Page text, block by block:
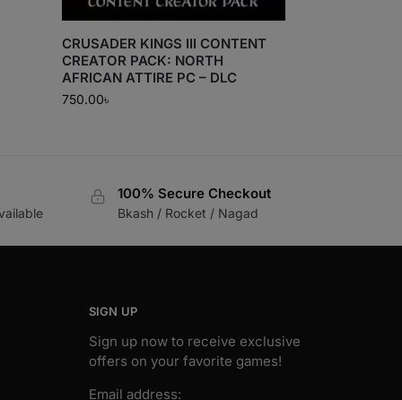
CRUSADER KINGS III CONTENT
CREATOR PACK: NORTH
AFRICAN ATTIRE PC – DLC
750.00৳
100% Secure Checkout
Bkash / Rocket / Nagad
SIGN UP
Sign up now to receive exclusive
offers on your favorite games!
Email address: